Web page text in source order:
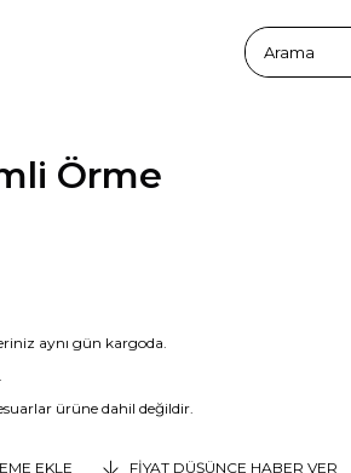
Örme
aynı gün kargoda.
ürüne dahil değildir.
EKLE
FIYAT DÜŞÜNCE HABER VER